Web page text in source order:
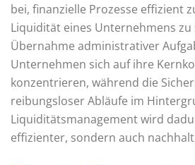
bei, finanzielle Prozesse effizient
Liquidität eines Unternehmens
Übernahme administrativer
Unternehmen sich auf ihre
konzentrieren, während die
reibungsloser Abläufe im
Liquiditätsmanagement wird
effizienter, sondern auch